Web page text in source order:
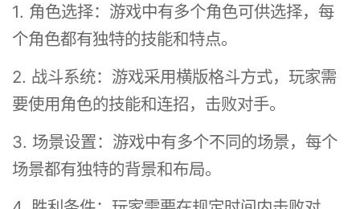
1. 角色选择：游戏中有多个角色可供选择，每
个角色都有独特的技能和特点。
2. 战斗系统：游戏采用横版格斗方式，玩家需
要使用角色的技能和连招，击败对手。
3. 场景设置：游戏中有多个不同的场景，每个
场景都有独特的背景和布局。